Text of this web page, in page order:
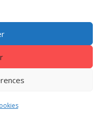
des cookies
de confidentialité